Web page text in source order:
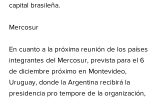
capital brasileña.
Mercosur
En cuanto a la próxima reunión de los países
integrantes del Mercosur, prevista para el 6
de diciembre próximo en Montevideo,
Uruguay, donde la Argentina recibirá la
presidencia pro tempore de la organización,